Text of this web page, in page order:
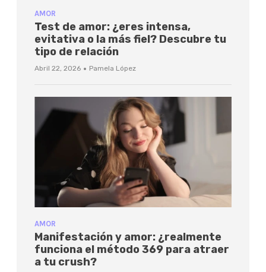
AMOR
Test de amor: ¿eres intensa,
evitativa o la más fiel? Descubre tu
tipo de relación
Abril 22, 2026 · Pamela López
AMOR
Manifestación y amor: ¿realmente
funciona el método 369 para atraer
a tu crush?